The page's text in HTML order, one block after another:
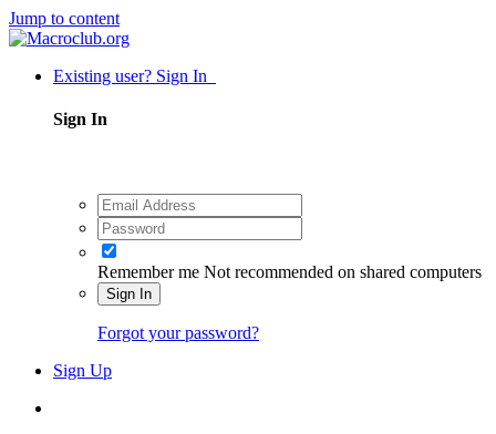
Jump to content
Existing user? Sign In
Sign In
Remember me Not recommended on shared computers
Sign In
Forgot your password?
Sign Up